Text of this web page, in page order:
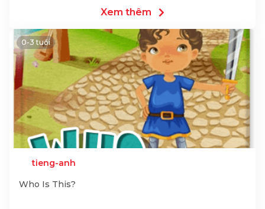
Xem thêm
0-3 tuổi
tieng-anh
Who Is This?